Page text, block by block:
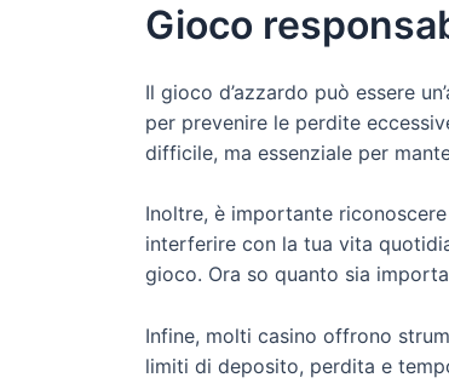
Gioco
Il gioco d’azzardo può essere
per prevenire le perdite
difficile, ma essenziale per
Inoltre, è importante
interferire con la tua vita
gioco. Ora so quanto sia
Infine, molti casino offrono
limiti di deposito, perdita e